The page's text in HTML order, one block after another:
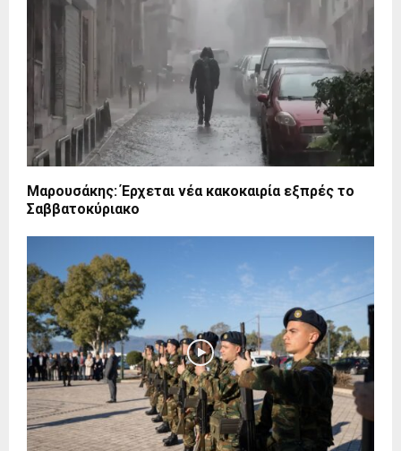
Mαρουσάκης: Έρχεται νέα κακοκαιρία εξπρές το
Σαββατοκύριακο